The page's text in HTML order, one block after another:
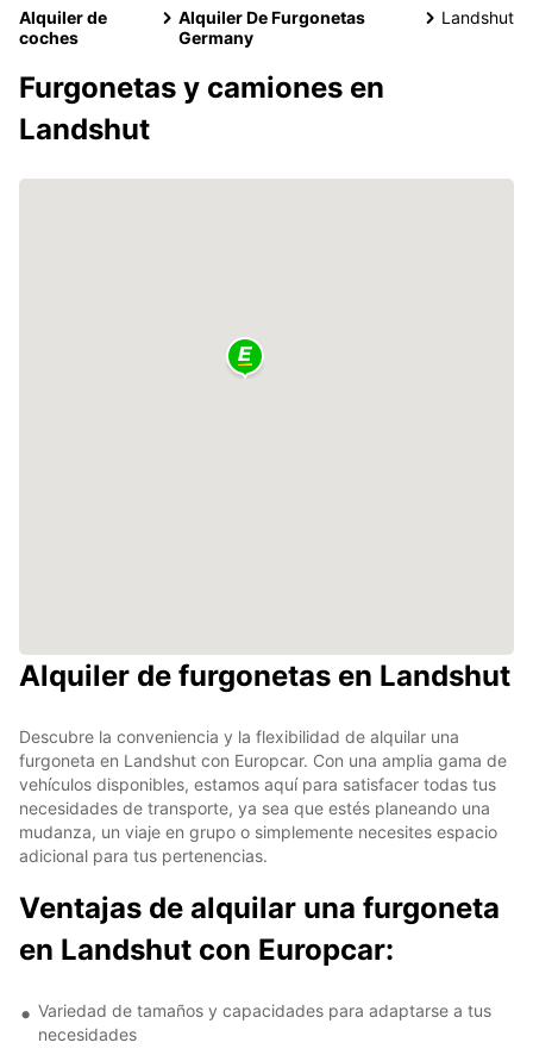
Alquiler de
coches
Alquiler De Furgonetas
Germany
Landshut
Furgonetas y camiones en
Landshut
Alquiler de furgonetas en Landshut
Descubre la conveniencia y la flexibilidad de alquilar una
furgoneta en Landshut con Europcar. Con una amplia gama de
vehículos disponibles, estamos aquí para satisfacer todas tus
necesidades de transporte, ya sea que estés planeando una
mudanza, un viaje en grupo o simplemente necesites espacio
adicional para tus pertenencias.
Ventajas de alquilar una furgoneta
en Landshut con Europcar:
Variedad de tamaños y capacidades para adaptarse a tus
necesidades